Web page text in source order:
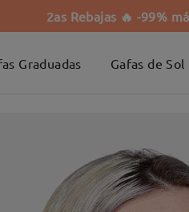
2as Rebajas 🔥 -99%
Graduadas Gafas de Sol